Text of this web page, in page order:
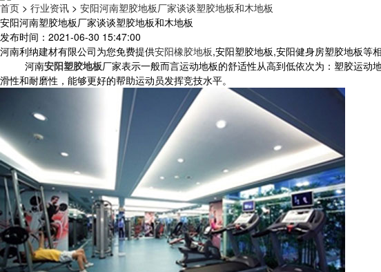
首页 > 行业资讯 > 安阳河南塑胶地板厂家谈谈塑胶地板和木地板
安阳河南塑胶地板厂家谈谈塑胶地板和木地板
发布时间：2021-06-30 15:47:00
河南利纳建材有限公司为您免费提供安阳橡胶地板,安阳塑胶地板,安阳健身房塑胶地板等
河南安阳塑胶地板厂家表示一般而言运动地板的舒适性从高到低依次为：塑胶运
滑性和耐磨性，能够更好的帮助运动员发挥竞技水平。